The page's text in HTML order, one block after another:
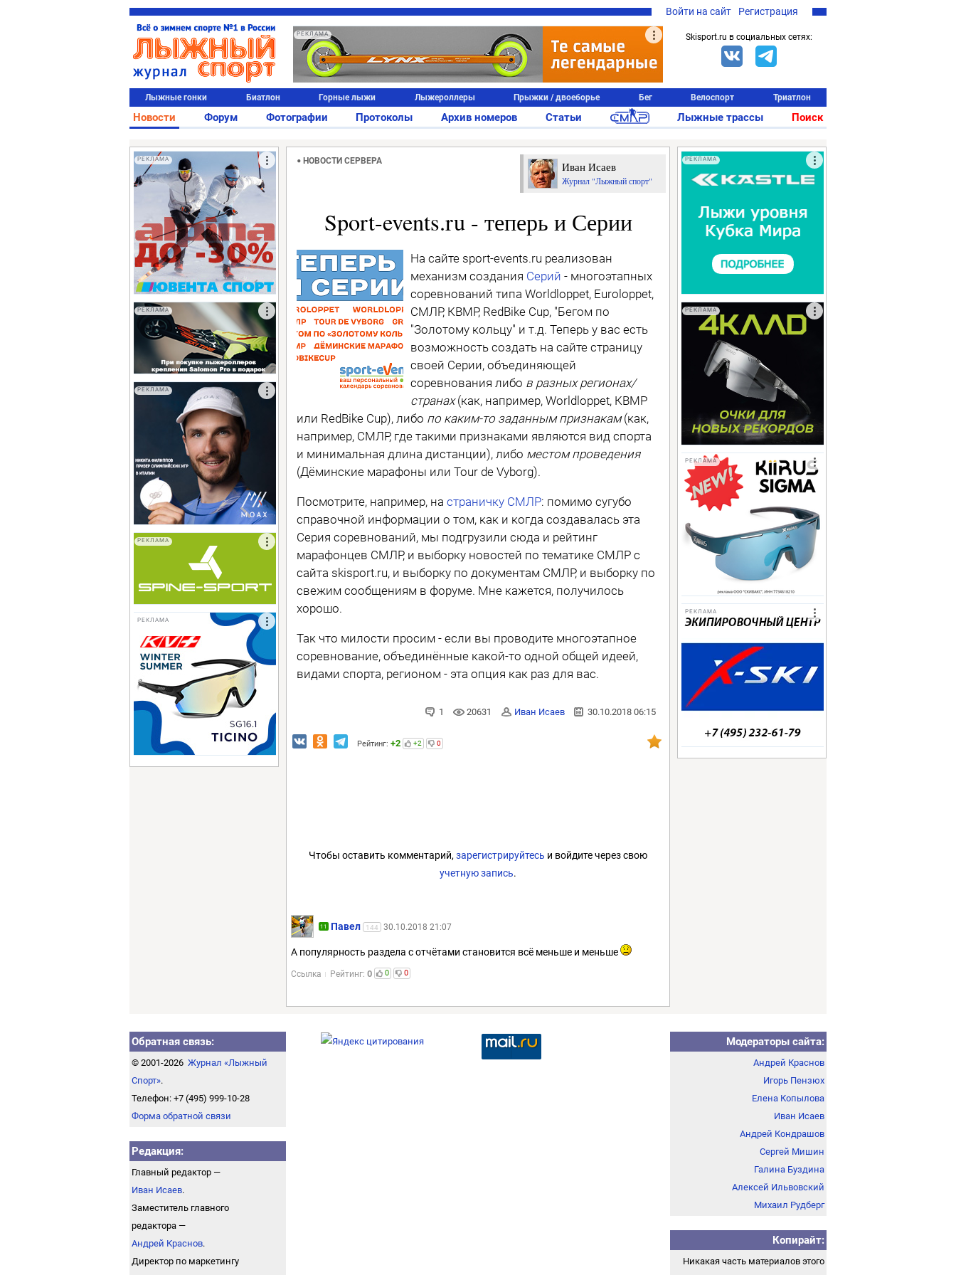
Войти на сайт Регистрация
РЕКЛАМА Skisport.ru в социальных сетях:
Лыжные гонки Биатлон Горные лыжи Лыжероллеры Прыжки / двоеборье Бег Велоспорт Триатлон
Новости Форум Фотографии Протоколы Архив номеров Статьи Лыжные трассы Поиск
РЕКЛАМА
РЕКЛАМА
РЕКЛАМА
РЕКЛАМА
РЕКЛАМА
НОВОСТИ СЕРВЕРА Иван Исаев
Журнал "Лыжный спорт"
Sport-events.ru - теперь и Серии
На сайте sport-events.ru реализован
механизм создания Серий - многоэтапных
соревнований типа Worldloppet, Euroloppet,
СМЛР, КВМР, RedBike Cup, "Бегом по
"Золотому кольцу" и т.д. Теперь у вас есть
возможность создать на сайте страницу
своей Серии, объединяющей
соревнования либо в разных регионах/
странах(как, например, Worldloppet, КВМР
или RedBike Cup), либо по каким-то заданным признакам(как,
например, СМЛР, где такими признаками являются вид спорта
и минимальная длина дистанции), либо местом проведения
(Дёминские марафоны или Tour de Vyborg).
Посмотрите, например, на страничку СМЛР: помимо сугубо
справочной информации о том, как и когда создавалась эта
Серия соревнований, мы подгрузили сюда и рейтинг
марафонцев СМЛР, и выборку новостей по тематике СМЛР с
сайта skisport.ru, и выборку по документам СМЛР, и выборку по
свежим сообщениям в форуме. Мне кажется, получилось
хорошо.
Так что милости просим - если вы проводите многоэтапное
соревнование, объединённые какой-то одной общей идеей,
видами спорта, регионом - эта опция как раз для вас.
1 20631 Иван Исаев 30.10.2018 06:15
Рейтинг: +2 +2 0
Чтобы оставить комментарий, зарегистрируйтесь и войдите через свою
учетную запись.
11 Павел 144 30.10.2018 21:07
А популярность раздела с отчётами становится всё меньше и меньше
Ссылка Рейтинг: 0 0 0
РЕКЛАМА
РЕКЛАМА
РЕКЛАМА
РЕКЛАМА
Обратная связь:
© 2001-2026 Журнал «Лыжный
Спорт».
Телефон: +7 (495) 999-10-28
Форма обратной связи
Редакция:
Главный редактор —
Иван Исаев.
Заместитель главного
редактора —
Андрей Краснов.
Директор по маркетингу
Модераторы сайта:
Андрей Краснов
Игорь Пензюх
Елена Копылова
Иван Исаев
Андрей Кондрашов
Сергей Мишин
Галина Буздина
Алексей Ильвовский
Михаил Рудберг
Копирайт:
Никакая часть материалов этого